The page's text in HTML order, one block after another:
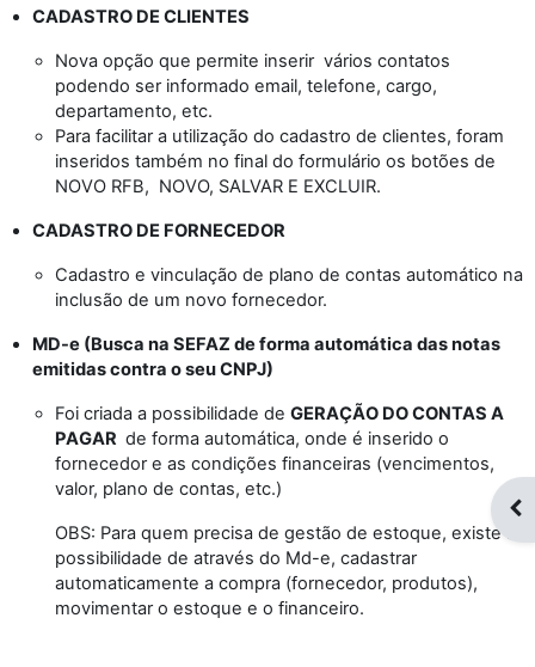
CADASTRO DE CLIENTES
Nova opção que permite inserir vários contatos
podendo ser informado email, telefone, cargo,
departamento, etc.
Para facilitar a utilização do cadastro de clientes, foram
inseridos também no final do formulário os botões de
NOVO RFB, NOVO, SALVAR E EXCLUIR.
CADASTRO DE FORNECEDOR
Cadastro e vinculação de plano de contas automático na
inclusão de um novo fornecedor.
MD-e (Busca na SEFAZ de forma automática das notas
emitidas contra o seu CNPJ)
Foi criada a possibilidade deGERAÇÃO DO CONTAS A
PAGAR de forma automática, onde é inserido o
fornecedor e as condições financeiras (vencimentos,
valor, plano de contas, etc.)
OBS: Para quem precisa de gestão de estoque, existe a
possibilidade de através do Md-e, cadastrar
automaticamente a compra (fornecedor, produtos),
movimentar o estoque e o financeiro.